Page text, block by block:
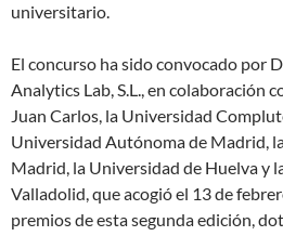
universitario.
El concurso ha sido convocado por
Analytics Lab, S.L., en colaboración
Juan Carlos, la Universidad
Universidad Autónoma de Madrid,
Madrid, la Universidad de Huelva y
Valladolid, que acogió el 13 de
premios de esta segunda edición,